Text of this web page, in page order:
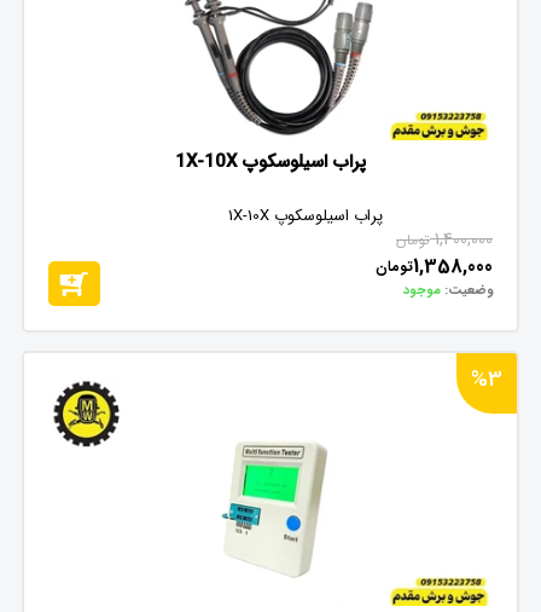
پراب اسیلوسکوپ 1X-10X
پراب اسیلوسکوپ 1X-10X
1,400,000 تومان
1,358,000تومان
وضعیت: موجود
%3